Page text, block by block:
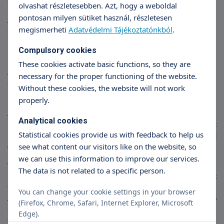
Amennyiben a süllyedések a húgycsövön túl egyéb szélesebb
szöveti elemeket, vagy a méh függesztő szalagjait is érintik,
kismedencei anatómia helyreállítása érdekében.
A műtéti megoldásokat az ügyfél igényeihez, a szakmai
elvekhez és az aneszteziológiai (altató orvosi) szempontokhoz
igazítjuk minden esetben.
A hüvelyi megoldás mellett egyre gyakrabban alkalmazzuk a
hasi úton, hálóval végzett rögzítéseket! Ekkor a keresztcsont
beugró pereméhez fixáljuk a kicsúszó kismedencei szerveket
(Promontofixáció).
Válogatott esetekben a méh megtartásával, laparoscopos
úton is történhet ez a műtét. A műtétet követően hónapok
telhetnek el, amíg a szövetbarát anyag véglegesen beépül.
Addig enyhe kellemetlen érzéseket, mint például feszülő
érzés az altestben, házaséletnél érzékenység… stb.
tapasztalhat a páciens.
olvashat részletesebben. Azt, hogy a weboldal
pontosan milyen sütiket használ, részletesen
megismerheti Adatvédelmi Tájékoztatónkból.
Compulsory cookies
These cookies activate basic functions, so they are
necessary for the proper functioning of the website.
Without these cookies, the website will not work
properly.
Analytical cookies
Statistical cookies provide us with feedback to help us
see what content our visitors like on the website, so
we can use this information to improve our services.
The data is not related to a specific person.
You can change your cookie settings in your browser
(Firefox, Chrome, Safari, Internet Explorer, Microsoft
Edge).